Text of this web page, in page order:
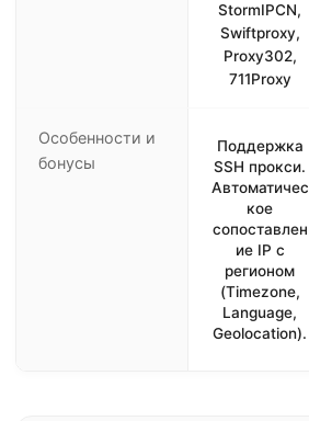
StormIPCN,
Swiftproxy,
Proxy302,
711Proxy
Особенности и
бонусы
Поддержка
SSH прокси.
Автоматичес
кое
сопоставлен
ие IP с
регионом
(Timezone,
Language,
Geolocation).